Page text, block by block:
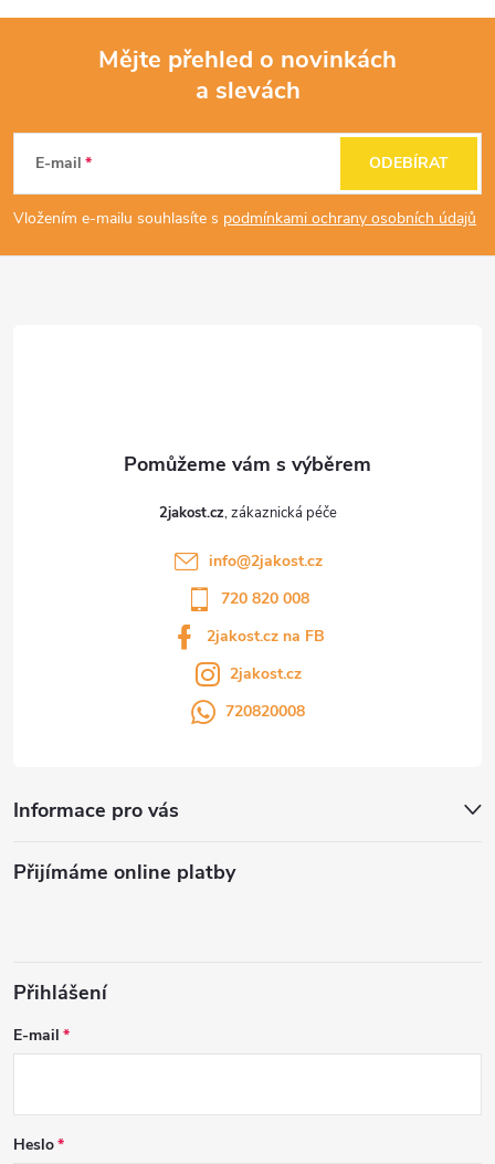
p
a
Mějte přehled o novinkách
a slevách
E-mail
Vložením e-mailu souhlasíte s podmínkami ochrany osobních údajů
ODEBÍRAT
2jakost.cz
info@2jakost.cz
720 820 008
2jakost.cz na FB
2jakost.cz
720820008
Informace pro vás
Přijímáme online platby
Přihlášení
E-mail
Heslo